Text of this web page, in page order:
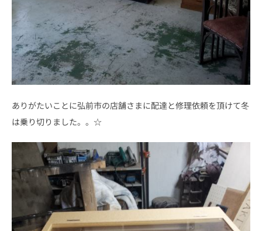
ありがたいことに弘前市の店舗さまに配達と修理依頼を頂けて冬
は乗り切りました。。☆